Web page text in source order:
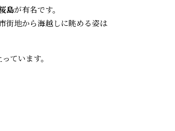
島が有名です。
街地から海越しに眺める姿は
ています。